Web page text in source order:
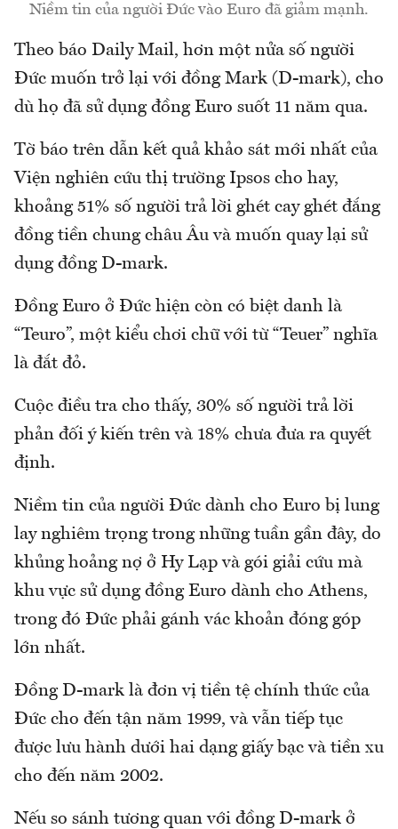
Niềm tin của người Đức vào Euro đã giảm mạnh.
Theo báo Daily Mail, hơn một nửa số người
Đức muốn trở lại với đồng Mark (D-mark), cho
dù họ đã sử dụng đồng Euro suốt 11 năm qua.
Tờ báo trên dẫn kết quả khảo sát mới nhất của
Viện nghiên cứu thị trường Ipsos cho hay,
khoảng 51% số người trả lời ghét cay ghét đắng
đồng tiền chung châu Âu và muốn quay lại sử
dụng đồng D-mark.
Đồng Euro ở Đức hiện còn có biệt danh là
“Teuro”, một kiểu chơi chữ với từ “Teuer” nghĩa
là đắt đỏ.
Cuộc điều tra cho thấy, 30% số người trả lời
phản đối ý kiến trên và 18% chưa đưa ra quyết
định.
Niềm tin của người Đức dành cho Euro bị lung
lay nghiêm trọng trong những tuần gần đây, do
khủng hoảng nợ ở Hy Lạp và gói giải cứu mà
khu vực sử dụng đồng Euro dành cho Athens,
trong đó Đức phải gánh vác khoản đóng góp
lớn nhất.
Đồng D-mark là đơn vị tiền tệ chính thức của
Đức cho đến tận năm 1999, và vẫn tiếp tục
được lưu hành dưới hai dạng giấy bạc và tiền xu
cho đến năm 2002.
Nếu so sánh tương quan với đồng D-mark ở